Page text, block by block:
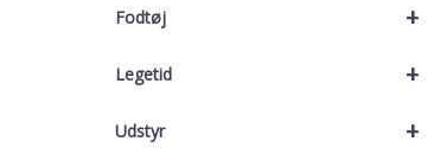
+
Fodtøj
+
Legetid
+
Udstyr